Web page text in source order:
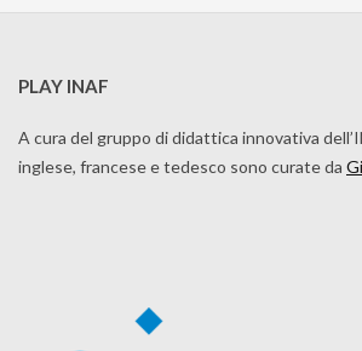
PLAY INAF
A cura del gruppo di didattica innovativa
inglese, francese e tedesco sono curate da